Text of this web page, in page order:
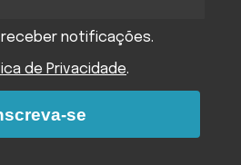
receber notificações.
de Privacidade.
se